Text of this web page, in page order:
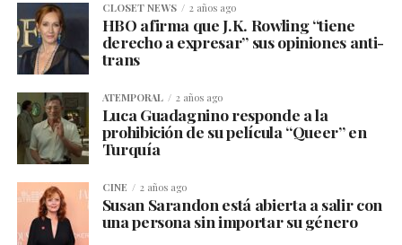
CLOSET NEWS 2 años ago
HBO afirma que J.K. Rowling “tiene
derecho a expresar” sus opiniones anti-
trans
ATEMPORAL 2 años ago
Luca Guadagnino responde a la
prohibición de su película “Queer” en
Turquía
CINE 2 años ago
Susan Sarandon está abierta a salir con
una persona sin importar su género